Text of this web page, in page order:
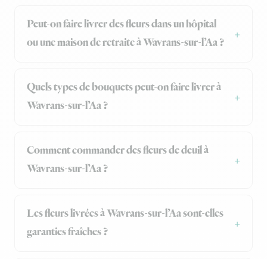
Peut-on faire livrer des fleurs dans un hôpital
ou une maison de retraite à Wavrans-sur-l’Aa ?
Quels types de bouquets peut-on faire livrer à
Wavrans-sur-l’Aa ?
Comment commander des fleurs de deuil à
Wavrans-sur-l’Aa ?
Les fleurs livrées à Wavrans-sur-l’Aa sont-elles
garanties fraîches ?